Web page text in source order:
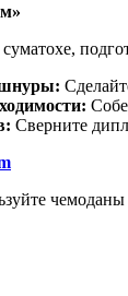
Сверните